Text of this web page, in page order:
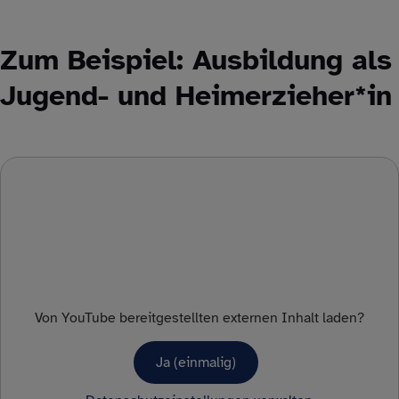
Zum Beispiel: Ausbildung als
Jugend- und Heimerzieher*in
Von YouTube bereitgestellten externen Inhalt laden?
Ja (einmalig)